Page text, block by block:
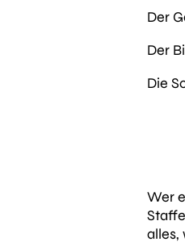
Der
Der
Die
Wer
alles,